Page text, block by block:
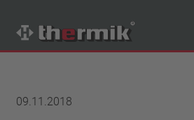
09.11.2018